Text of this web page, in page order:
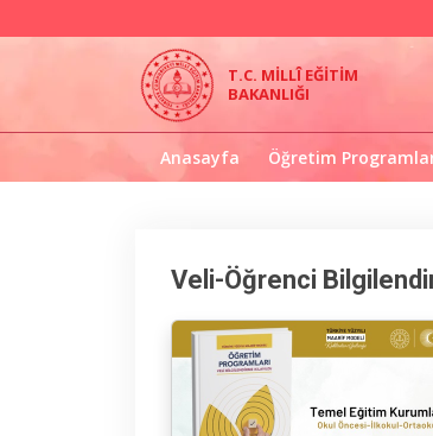
T.C. MİLLÎ EĞİTİM
BAKANLIĞI
Anasayfa Öğretim
Veli-Öğrenci